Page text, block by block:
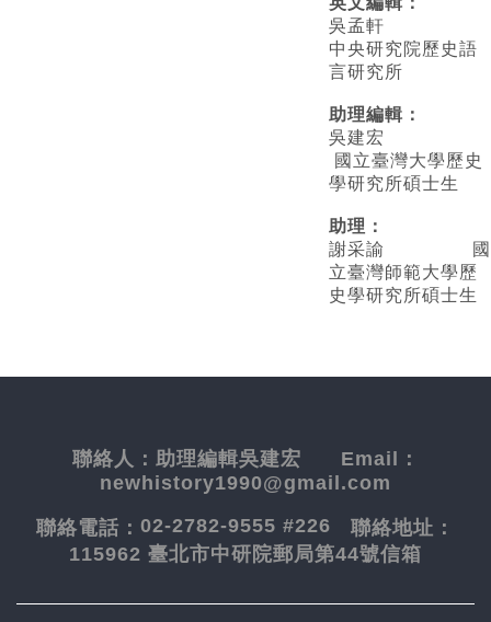
吳孟軒
中央研究院歷史語
言研究所
助理編輯：
吳建宏
國立臺灣大學歷史
學研究所碩士生
助理：
謝采諭
國
立臺灣師範大學歷
史學研究所碩士生
聯絡人： 助理編輯吳建宏 Email：
newhistory1990@gmail.com
聯絡電話： 02-2782-9555 #226 聯絡地址：
115962 臺北市中研院郵局第44號信箱